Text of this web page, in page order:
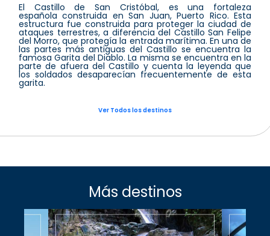
El Castillo de San Cristóbal, es una fortaleza
española construida en San Juan, Puerto Rico. Esta
estructura fue construida para proteger la ciudad de
ataques terrestres, a diferencia del Castillo San Felipe
del Morro, que protegía la entrada marítima. En una de
las partes más antiguas del Castillo se encuentra la
famosa Garita del Diablo. La misma se encuentra en la
parte de afuera del Castillo y cuenta la leyenda que
los soldados desaparecían frecuentemente de esta
garita.
Ver Todos los destinos
Más destinos